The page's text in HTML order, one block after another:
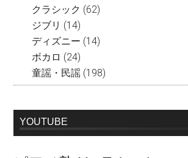
クラシック (62)
ジブリ (14)
ディズニー (14)
ボカロ (24)
童謡・民謡 (198)
YOUTUBE